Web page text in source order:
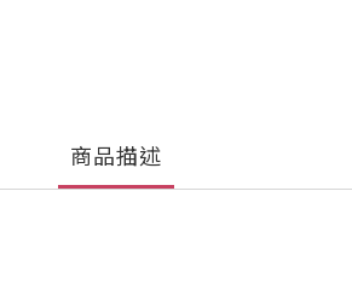
商品描述